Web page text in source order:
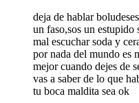
deja de hablar
un faso,sos un estupido
mal escuchar soda y
por nada del mundo es
mejor cuando dejes de
vas a saber de lo que
tu boca maldita sea ok